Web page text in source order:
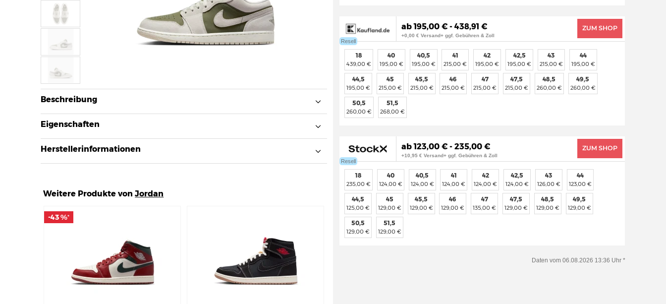
Beschreibung
Eigenschaften
Herstellerinformationen
Weitere Produkte vonJordan
-43 %*
-43 %*
Resell
ab 195,00 € - 438,91 €
+0,00 € Versand+ ggf. Gebühren & Zoll
ZUM SHOP
18
439,00 €
40
195,00 €
40,5
195,00 €
41
215,00 €
42
195,00 €
42,5
195,00 €
43
215,00 €
44
195,00 €
44,5
195,00 €
45
215,00 €
45,5
215,00 €
46
215,00 €
47
215,00 €
47,5
215,00 €
48,5
260,00 €
49,5
260,00 €
50,5
260,00 €
51,5
268,00 €
Resell
ab 123,00 € - 235,00 €
+10,95 € Versand+ ggf. Gebühren & Zoll
ZUM SHOP
18
235,00 €
40
124,00 €
40,5
124,00 €
41
124,00 €
42
124,00 €
42,5
124,00 €
43
126,00 €
44
123,00 €
44,5
125,00 €
45
129,00 €
45,5
129,00 €
46
129,00 €
47
135,00 €
47,5
129,00 €
48,5
129,00 €
49,5
129,00 €
50,5
129,00 €
51,5
129,00 €
Daten vom 06.08.2026 13:36 Uhr *